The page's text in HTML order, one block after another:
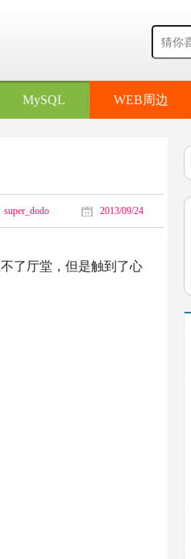
MySQL WEB周边
super_dodo 2013/09/24
了厅堂，但是触到了心